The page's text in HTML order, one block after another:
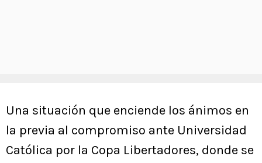
Una situación que enciende los ánimos en
la previa al compromiso ante Universidad
Católica por la Copa Libertadores, donde se